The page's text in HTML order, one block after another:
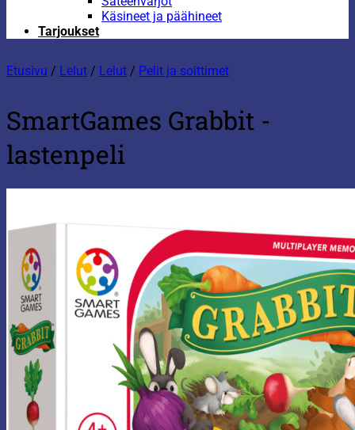
Käsineet ja päähineet
Tarjoukset
Etusivu / Lelut / Lelut / Pelit ja soittimet
SmartGames Grabbit -
lastenpeli